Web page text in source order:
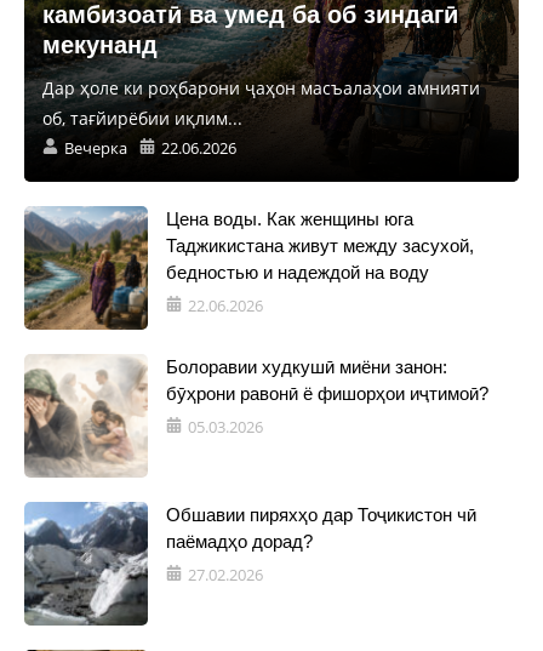
камбизоатӣ ва умед ба об зиндагӣ
мекунанд
Дар ҳоле ки роҳбарони ҷаҳон масъалаҳои амнияти
об, тағйирёбии иқлим...
Вечерка 22.06.2026
Цена воды. Как женщины юга
Таджикистана живут между засухой,
бедностью и надеждой на воду
22.06.2026
Болоравии худкушӣ миёни занон:
бӯҳрони равонӣ ё фишорҳои иҷтимоӣ?
05.03.2026
Обшавии пиряхҳо дар Тоҷикистон чӣ
паёмадҳо дорад?
27.02.2026